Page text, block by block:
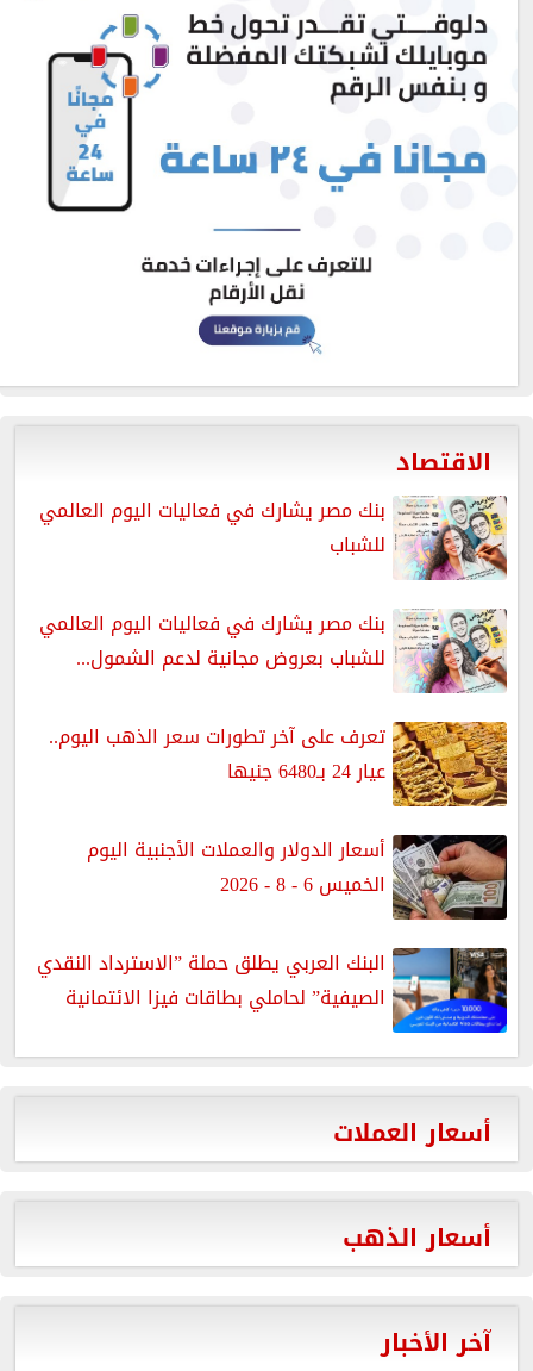
الاقتصاد
بنك مصر يشارك في فعاليات اليوم العالمي
للشباب
بنك مصر يشارك في فعاليات اليوم العالمي
للشباب بعروض مجانية لدعم الشمول...
تعرف على آخر تطورات سعر الذهب اليوم..
عيار 24 بـ6480 جنيها
أسعار الدولار والعملات الأجنبية اليوم
الخميس 6 - 8 - 2026
البنك العربي يطلق حملة ”الاسترداد النقدي
الصيفية” لحاملي بطاقات فيزا الائتمانية
أسعار العملات
أسعار الذهب
آخر الأخبار